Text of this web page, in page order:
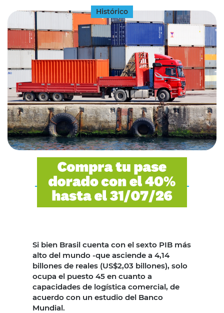
Histórico
Si bien Brasil cuenta con el sexto PIB más
alto del mundo -que asciende a 4,14
billones de reales (US$2,03 billones), solo
ocupa el puesto 45 en cuanto a
capacidades de logística comercial, de
acuerdo con un estudio del Banco
Mundial.